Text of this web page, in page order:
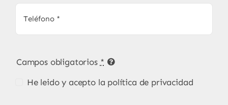
Campos obligatorios *
He leido y acepto la política de privacidad